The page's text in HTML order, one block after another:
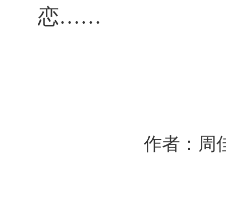
恋……
作者：周